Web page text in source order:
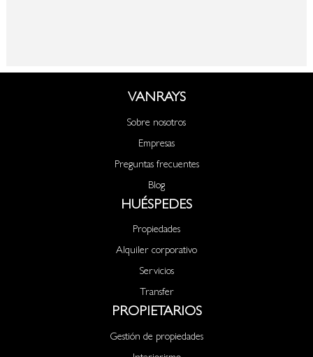
VANRAYS
Sobre nosotros
Empresas
Preguntas frecuentes
Blog
HUÉSPEDES
Propiedades
Alquiler corporativo
Servicios
Transfer
PROPIETARIOS
Gestión de propiedades